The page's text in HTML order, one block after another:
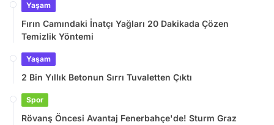
Yaşam
Fırın Camındaki İnatçı Yağları 20 Dakikada Çözen
Temizlik Yöntemi
Yaşam
2 Bin Yıllık Betonun Sırrı Tuvaletten Çıktı
Spor
Rövanş Öncesi Avantaj Fenerbahçe'de! Sturm Graz